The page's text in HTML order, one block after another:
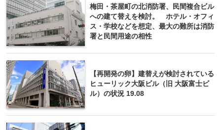
梅田・茶屋町の北消防署、民間複合ビル
への建て替えを検討。 ホテル・オフィ
ス・学校などを想定、最大の難所は消防
署と民間用途の相性
【再開発の卵】建替えが検討されている
ヒューリック大阪ビル（旧 大阪富士ビ
ル）の状況 19.08